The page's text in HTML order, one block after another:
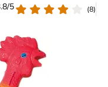
5
(8)